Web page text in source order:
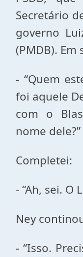
Secretário
governo
(PMDB).
- “Quem
foi aquele
com o
nome dele?”
Completei:
- “Ah, sei. O
Ney
- “Isso.